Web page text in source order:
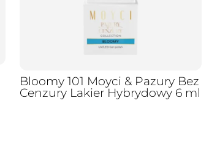
Bloomy 101 Moyci & Pazury Bez
Cenzury Lakier Hybrydowy 6 ml